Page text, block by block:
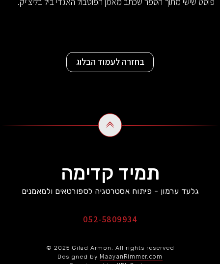
בחזרה לעמוד הבלוג
תמיד קדימה
גלעד ערמון - פיתוח אסטרטגיה לספורטאים ולמאמנים
052-5809934
© 2025 Gilad Armon. All rights reserved
Designed by MaayanRimmer.com